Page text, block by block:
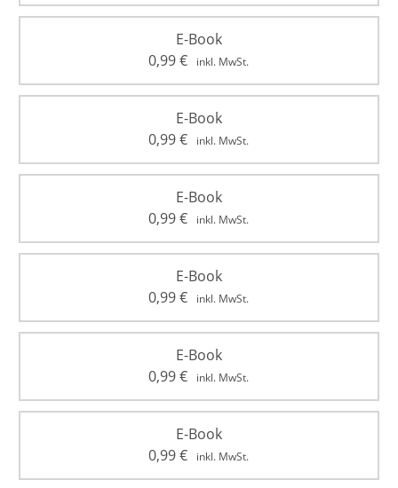
E-Book
0,99€ inkl. MwSt.
E-Book
0,99€ inkl. MwSt.
E-Book
0,99€ inkl. MwSt.
E-Book
0,99€ inkl. MwSt.
E-Book
0,99€ inkl. MwSt.
E-Book
0,99€ inkl. MwSt.